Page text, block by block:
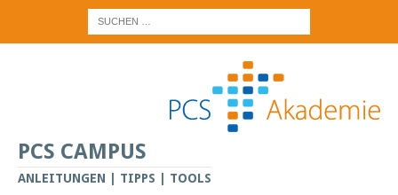
PCS CAMPUS
ANLEITUNGEN | TIPPS | TOOLS